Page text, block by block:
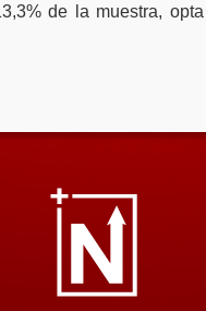
de la muestra,